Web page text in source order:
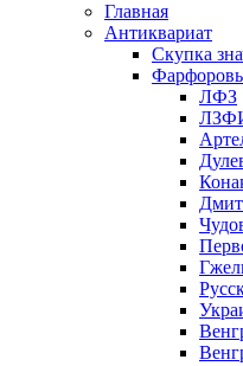
Главная
Антиквариат
Скупка
ЛФЗ